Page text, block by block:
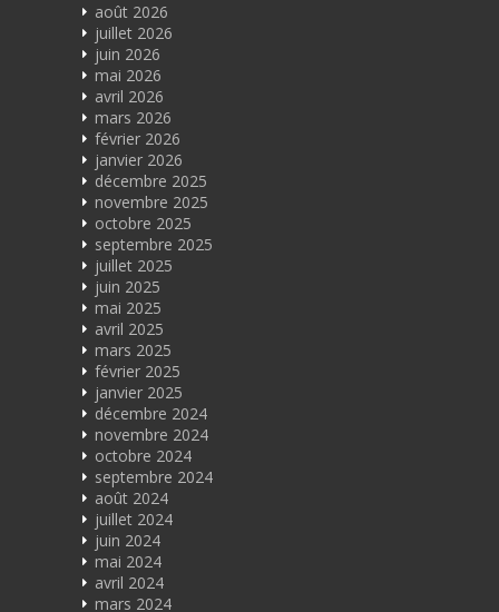
août 2026
juillet 2026
juin 2026
mai 2026
avril 2026
mars 2026
février 2026
janvier 2026
décembre 2025
novembre 2025
octobre 2025
septembre 2025
juillet 2025
juin 2025
mai 2025
avril 2025
mars 2025
février 2025
janvier 2025
décembre 2024
novembre 2024
octobre 2024
septembre 2024
août 2024
juillet 2024
juin 2024
mai 2024
avril 2024
mars 2024